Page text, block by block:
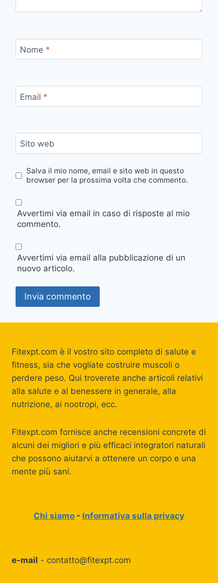
Nome *
Email *
Sito web
Salva il mio nome, email e sito web in questo
browser per la prossima volta che commento.
Avvertimi via email in caso di risposte al mio
commento.
Avvertimi via email alla pubblicazione di un
nuovo articolo.
Fitexpt.com è il vostro sito completo di salute e
fitness, sia che vogliate costruire muscoli o
perdere peso. Qui troverete anche articoli relativi
alla salute e al benessere in generale, alla
nutrizione, ai nootropi, ecc.
Fitexpt.com fornisce anche recensioni concrete di
alcuni dei migliori e più efficaci integratori naturali
che possono aiutarvi a ottenere un corpo e una
mente più sani.
Chi siamo - Informativa sulla privacy
e-mail - contatto@fitexpt.com